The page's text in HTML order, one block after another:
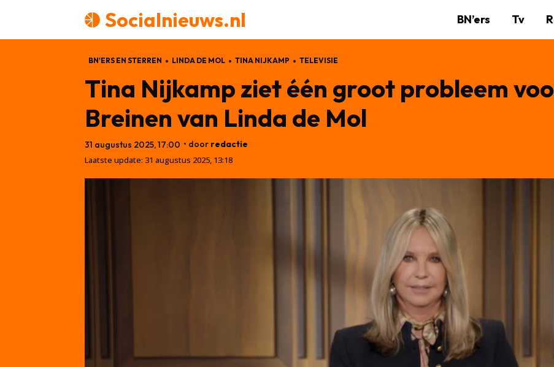
Socialnieuws.nl BN’ers Tv
BN'ERS EN STERREN LINDA DE MOL TINA NIJKAMP TELEVISIE
Tina Nijkamp ziet één groot probleem
Breinen van Linda de Mol
31 augustus 2025, 17:00 • door redactie
Laatste update: 31 augustus 2025, 13:18